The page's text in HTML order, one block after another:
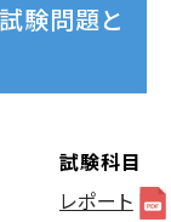
験問題と
試験科目
レポート